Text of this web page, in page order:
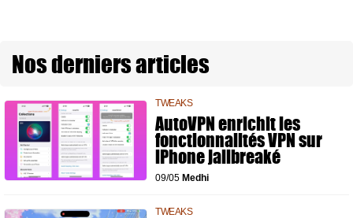
Nos derniers articles
TWEAKS
AutoVPN enrichit les
fonctionnalités VPN sur
iPhone jailbreaké
09/05 Medhi
TWEAKS